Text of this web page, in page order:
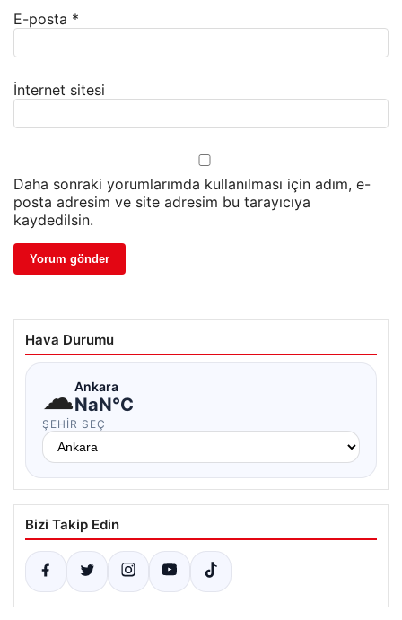
E-posta *
İnternet sitesi
Daha sonraki yorumlarımda kullanılması için adım, e-
posta adresim ve site adresim bu tarayıcıya
kaydedilsin.
Hava Durumu
☁Ankara
NaN°C
ŞEHIR SEÇ
Bizi Takip Edin